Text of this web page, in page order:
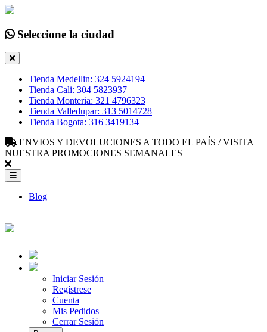
Seleccione la ciudad
Tienda Medellin: 324 5924194
Tienda Cali: 304 5823937
Tienda Monteria: 321 4796323
Tienda Valledupar: 313 5014728
Tienda Bogota: 316 3419134
ENVIOS Y DEVOLUCIONES A TODO EL PAÍS / VISITA
NUESTRA PROMOCIONES SEMANALES
Blog
Iniciar Sesión
Regístrese
Cuenta
Mis Pedidos
Cerrar Sesión